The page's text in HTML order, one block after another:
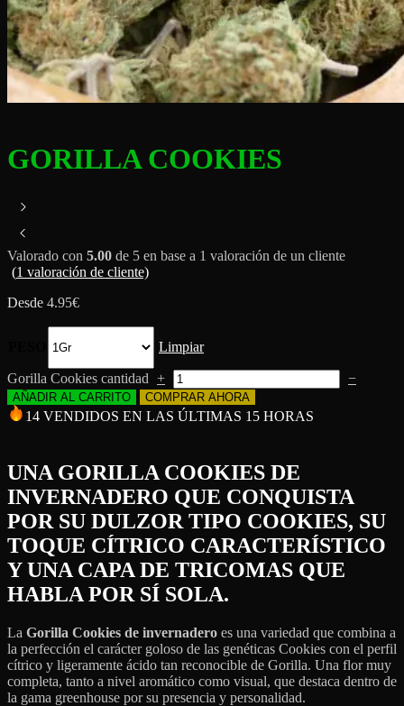
GORILLA COOKIES
Valorado con 5.00 de 5 en base a 1 valoración de un cliente
(1 valoración de cliente)
Desde 4.95€
Limpiar
Gorilla Cookies cantidad + −
AÑADIR AL CARRITO COMPRAR AHORA
14 VENDIDOS EN LAS ÚLTIMAS 15 HORAS
UNA GORILLA COOKIES DE
INVERNADERO QUE CONQUISTA
POR SU DULZOR TIPO COOKIES, SU
TOQUE CÍTRICO CARACTERÍSTICO
Y UNA CAPA DE TRICOMAS QUE
HABLA POR SÍ SOLA.
La Gorilla Cookies de invernadero es una variedad que combina a
la perfección el carácter goloso de las genéticas Cookies con el perfil
cítrico y ligeramente ácido tan reconocible de Gorilla. Una flor muy
completa, tanto a nivel aromático como visual, que destaca dentro de
la gama greenhouse por su presencia y personalidad.